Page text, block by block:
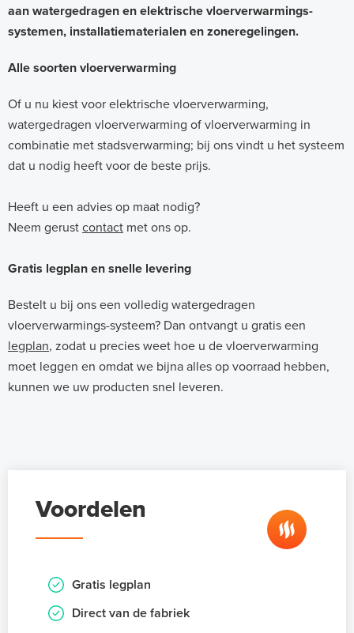
aan watergedragen en elektrische vloerverwarmings-
systemen, installatiematerialen en zoneregelingen.
Alle soorten vloerverwarming
Of u nu kiest voor elektrische vloerverwarming,
watergedragen vloerverwarming of vloerverwarming in
combinatie met stadsverwarming; bij ons vindt u het systeem
dat u nodig heeft voor de beste prijs.
Heeft u een advies op maat nodig?
Neem gerust contact met ons op.
Gratis legplan en snelle levering
Bestelt u bij ons een volledig watergedragen
vloerverwarmings-systeem? Dan ontvangt u gratis een
legplan, zodat u precies weet hoe u de vloerverwarming
moet leggen en omdat we bijna alles op voorraad hebben,
kunnen we uw producten snel leveren.
Voordelen
Gratis legplan
Direct van de fabriek